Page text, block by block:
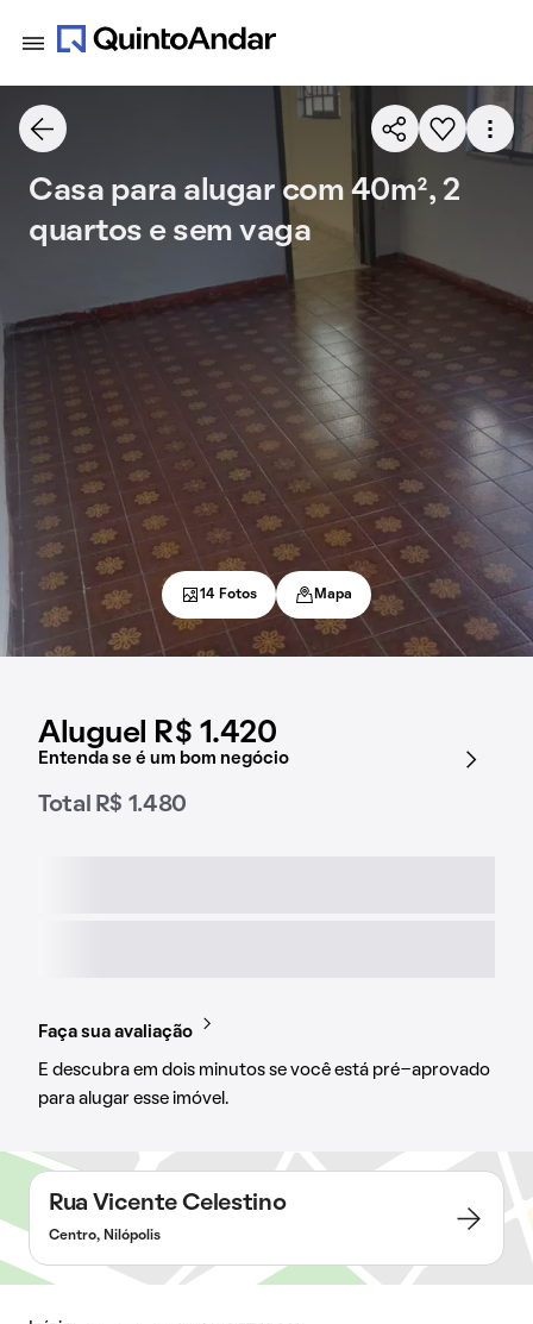
Aluguel R$ 1.420
Entenda se é um bom negócio
Total R$ 1.480
Faça sua avaliação
E descubra em dois minutos se você está pré-aprovado
para alugar esse imóvel.
Casa para alugar com 40m², 2
quartos e sem vaga
14 Fotos Mapa
Rua Vicente Celestino
Centro, Nilópolis